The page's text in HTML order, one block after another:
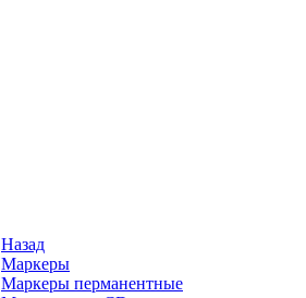
Назад
Маркеры
Маркеры перманентные